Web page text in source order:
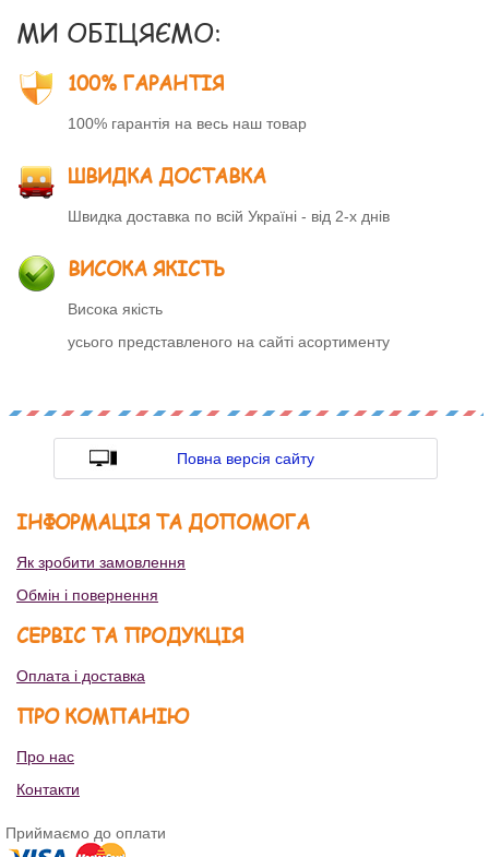
МИ ОБІЦЯЄМО:
100% ГАРАНТІЯ
100% гарантія на весь наш товар
ШВИДКА ДОСТАВКА
Швидка доставка по всій Україні - від 2-х днів
ВИСОКА ЯКІСТЬ
Висока якість
усього представленого на сайті асортименту
Повна версія сайту
ІНФОРМАЦІЯ ТА ДОПОМОГА
Як зробити замовлення
Обмін і повернення
СЕРВІС ТА ПРОДУКЦІЯ
Оплата і доставка
ПРО КОМПАНІЮ
Про нас
Контакти
Приймаємо до оплати